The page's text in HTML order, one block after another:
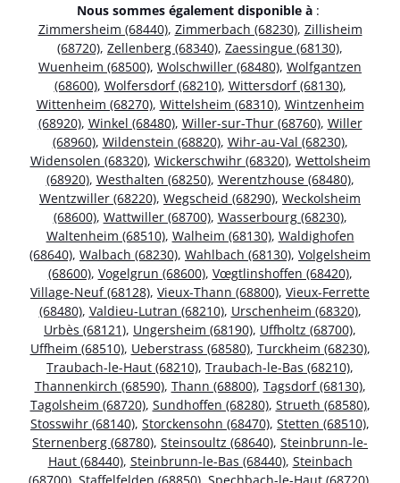
Nous sommes également disponible à :
Zimmersheim (68440), Zimmerbach (68230), Zillisheim
(68720), Zellenberg (68340), Zaessingue (68130),
Wuenheim (68500), Wolschwiller (68480), Wolfgantzen
(68600), Wolfersdorf (68210), Wittersdorf (68130),
Wittenheim (68270), Wittelsheim (68310), Wintzenheim
(68920), Winkel (68480), Willer-sur-Thur (68760), Willer
(68960), Wildenstein (68820), Wihr-au-Val (68230),
Widensolen (68320), Wickerschwihr (68320), Wettolsheim
(68920), Westhalten (68250), Werentzhouse (68480),
Wentzwiller (68220), Wegscheid (68290), Weckolsheim
(68600), Wattwiller (68700), Wasserbourg (68230),
Waltenheim (68510), Walheim (68130), Waldighofen
(68640), Walbach (68230), Wahlbach (68130), Volgelsheim
(68600), Vogelgrun (68600), Vœgtlinshoffen (68420),
Village-Neuf (68128), Vieux-Thann (68800), Vieux-Ferrette
(68480), Valdieu-Lutran (68210), Urschenheim (68320),
Urbès (68121), Ungersheim (68190), Uffholtz (68700),
Uffheim (68510), Ueberstrass (68580), Turckheim (68230),
Traubach-le-Haut (68210), Traubach-le-Bas (68210),
Thannenkirch (68590), Thann (68800), Tagsdorf (68130),
Tagolsheim (68720), Sundhoffen (68280), Strueth (68580),
Stosswihr (68140), Storckensohn (68470), Stetten (68510),
Sternenberg (68780), Steinsoultz (68640), Steinbrunn-le-
Haut (68440), Steinbrunn-le-Bas (68440), Steinbach
(68700), Staffelfelden (68850), Spechbach-le-Haut (68720),